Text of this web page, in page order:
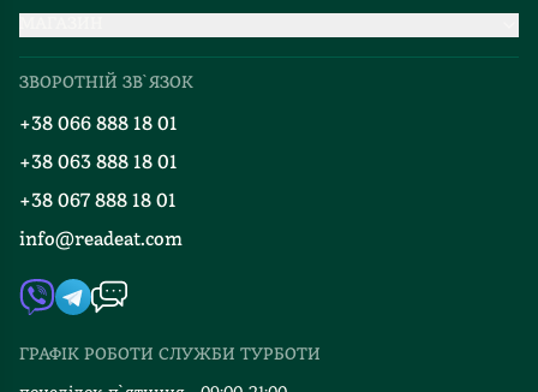
Про нас
Добірки
Блог
Події
Книгарні
Контакти
Автори
Видавництва
Відгуки та оцінка RDT
ЗВОРОТНІЙ ЗВ`ЯЗОК
+38 066 888 18 01
+38 063 888 18 01
+38 067 888 18 01
info@readeat.com
ГРАФІК РОБОТИ СЛУЖБИ ТУРБОТИ